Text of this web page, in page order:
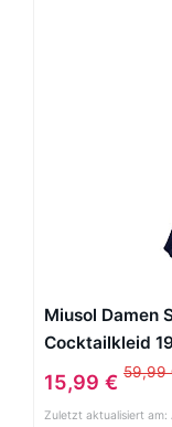
Miusol Damen
Cocktailkleid
Dunkelblau
15,99 € 59,99
Zuletzt aktualisiert am: